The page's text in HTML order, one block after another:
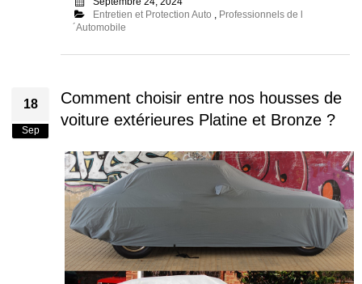
Entretien et Protection Auto , Professionnels de l
´Automobile
18
Sep
Comment choisir entre nos housses de
voiture extérieures Platine et Bronze ?